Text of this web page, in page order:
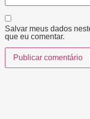
Salvar meus dados
que eu comentar.